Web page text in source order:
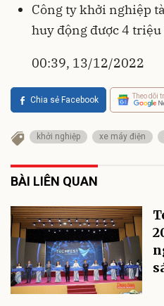
Công ty khởi nghiệp
huy động được 4 triệu
00:39, 13/12/2022
Chia sẻ Facebook Theo dõi
khởi nghiệp xe máy điện
BÀI LIÊN QUAN